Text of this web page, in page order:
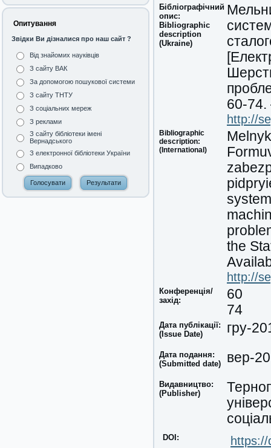
Опитування
Звідки Ви дізналися про наш сайт ?
Від знайомих науківців
З сайту ВАК
За допомогою пошукової системи
З сайту ТНТУ
З соціальних мереж
З реклами
З сайту бібліотеки імені
Вернадського
З електронної бібліотеки України
Випадково
Бібліографічний
опис:
Bibliographic
description
(Ukraine)
60-
http://
Bibliographic
description:
(International)
the
http://
Конференція/
захід:
60
74
Дата публікації:
(Issue Date)
гру-
Дата подання:
(Submitted date)
вер-
Видавництво:
(Publisher)
DOI: